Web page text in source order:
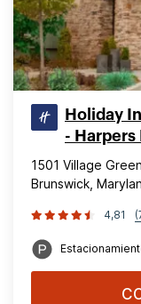
Holiday
- Harpers
1501 Village
Brunswick,
4,81